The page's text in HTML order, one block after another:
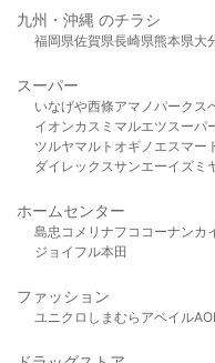
九州・沖縄 のチラシ
福岡県佐賀県長崎県熊本県大
スーパー
いなげや西條アマノパークス
イオンカスミ マルエツスーパ
ツルヤマルト オギノ エスマー
ダイレックスサンエーイズミ
ホームセンター
島忠 コメリ ナフコ コーナンカ
ジョイフル本田
ファッション
ユニクロ しまむら アベイル